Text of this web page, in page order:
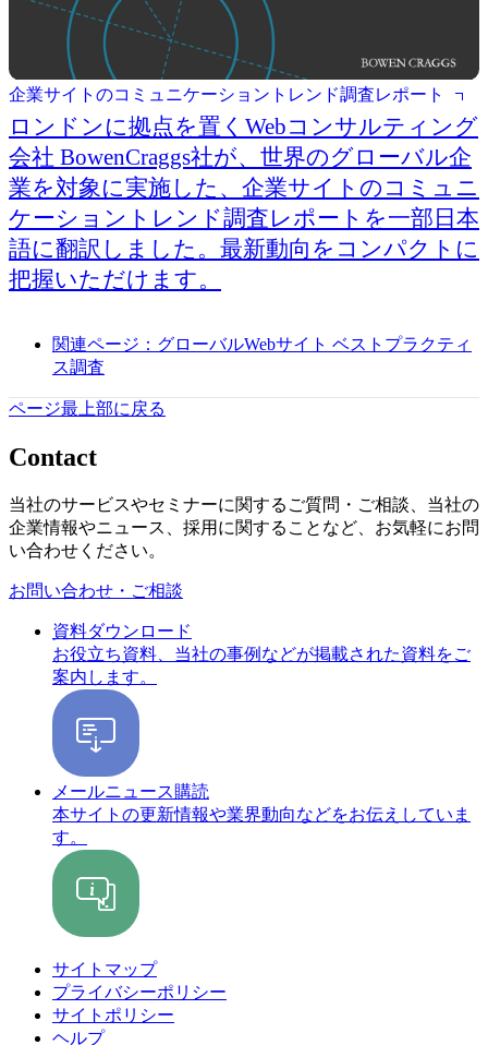
企業サイトのコミュニケーショントレンド調査レポート
ロンドンに拠点を置くWebコンサルティング
会社 BowenCraggs社が、世界のグローバル企
業を対象に実施した、企業サイトのコミュニ
ケーショントレンド調査レポートを一部日本
語に翻訳しました。最新動向をコンパクトに
把握いただけます。
関連ページ：グローバルWebサイト ベストプラクティ
ス調査
ページ最上部に戻る
Contact
当社のサービスやセミナーに関するご質問・ご相談、当社の
企業情報やニュース、採用に関することなど、お気軽にお問
い合わせください。
お問い合わせ・ご相談
資料ダウンロード
お役立ち資料、当社の事例などが掲載された資料をご
案内します。
メールニュース購読
本サイトの更新情報や業界動向などをお伝えしていま
す。
サイトマップ
プライバシーポリシー
サイトポリシー
ヘルプ